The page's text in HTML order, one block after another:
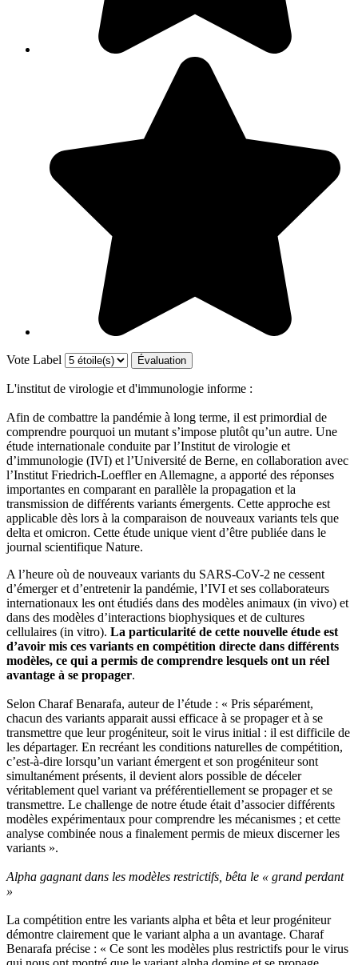
Vote Label
L'institut de virologie et d'immunologie informe :
Afin de combattre la pandémie à long terme, il est primordial de
comprendre pourquoi un mutant s’impose plutôt qu’un autre. Une
étude internationale conduite par l’Institut de virologie et
d’immunologie (IVI) et l’Université de Berne, en collaboration avec
l’Institut Friedrich-Loeffler en Allemagne, a apporté des réponses
importantes en comparant en parallèle la propagation et la
transmission de différents variants émergents. Cette approche est
applicable dès lors à la comparaison de nouveaux variants tels que
delta et omicron. Cette étude unique vient d’être publiée dans le
journal scientifique Nature.
A l’heure où de nouveaux variants du SARS-CoV-2 ne cessent
d’émerger et d’entretenir la pandémie, l’IVI et ses collaborateurs
internationaux les ont étudiés dans des modèles animaux (in vivo) et
dans des modèles d’interactions biophysiques et de cultures
cellulaires (in vitro). La particularité de cette nouvelle étude est
d’avoir mis ces variants en compétition directe dans différents
modèles, ce qui a permis de comprendre lesquels ont un réel
avantage à se propager.
Selon Charaf Benarafa, auteur de l’étude : « Pris séparément,
chacun des variants apparait aussi efficace à se propager et à se
transmettre que leur progéniteur, soit le virus initial : il est difficile de
les départager. En recréant les conditions naturelles de compétition,
c’est-à-dire lorsqu’un variant émergent et son progéniteur sont
simultanément présents, il devient alors possible de déceler
véritablement quel variant va préférentiellement se propager et se
transmettre. Le challenge de notre étude était d’associer différents
modèles expérimentaux pour comprendre les mécanismes ; et cette
analyse combinée nous a finalement permis de mieux discerner les
variants ».
Alpha gagnant dans les modèles restrictifs, bêta le « grand perdant
»
La compétition entre les variants alpha et bêta et leur progéniteur
démontre clairement que le variant alpha a un avantage. Charaf
Benarafa précise : « Ce sont les modèles plus restrictifs pour le virus